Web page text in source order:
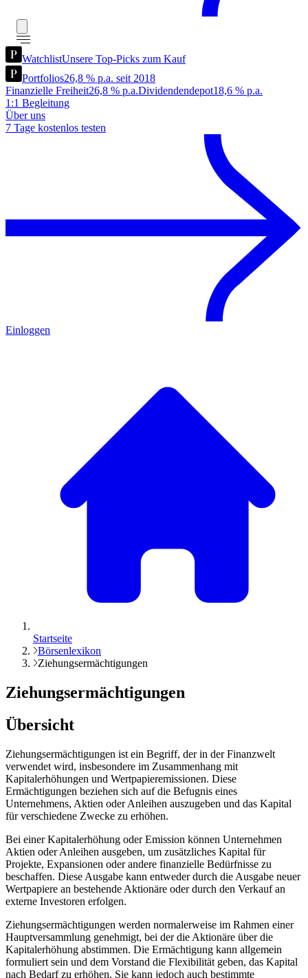
WatchlistUnsere Top-Picks zum Kauf
Portfolios26,8 % p.a. seit 2018
Finanzielle Freiheit26,8 % p.a.Dividendendepot18,6 % p.a.
1:1 Begleitung
Über uns
7 Tage kostenlos testen
Einloggen
Startseite
Börsenlexikon
Ziehungsermächtigungen
Ziehungsermächtigungen
Übersicht
Ziehungsermächtigungen ist ein Begriff, der in der Finanzwelt
verwendet wird, insbesondere im Zusammenhang mit
Kapitalerhöhungen und Wertpapieremissionen. Diese
Ermächtigungen beziehen sich auf die Befugnis eines
Unternehmens, Aktien oder Anleihen auszugeben und das Kapital
für verschiedene Zwecke zu erhöhen.
Bei einer Kapitalerhöhung oder Emission können Unternehmen
Aktien oder Anleihen ausgeben, um zusätzliches Kapital für
Projekte, Expansionen oder andere finanzielle Bedürfnisse zu
beschaffen. Diese Ausgabe kann entweder durch die Ausgabe neuer
Wertpapiere an bestehende Aktionäre oder durch den Verkauf an
externe Investoren erfolgen.
Ziehungsermächtigungen werden normalerweise im Rahmen einer
Hauptversammlung genehmigt, bei der die Aktionäre über die
Kapitalerhöhung abstimmen. Die Ermächtigung kann allgemein
formuliert sein und dem Vorstand die Flexibilität geben, das Kapital
nach Bedarf zu erhöhen. Sie kann jedoch auch bestimmte